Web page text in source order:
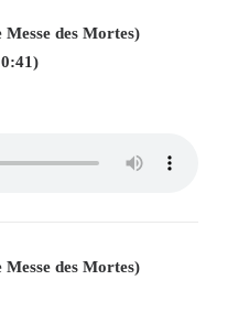
des Mortes)
des Mortes)